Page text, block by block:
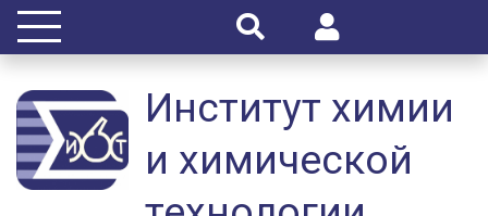
Институт химии
и химической